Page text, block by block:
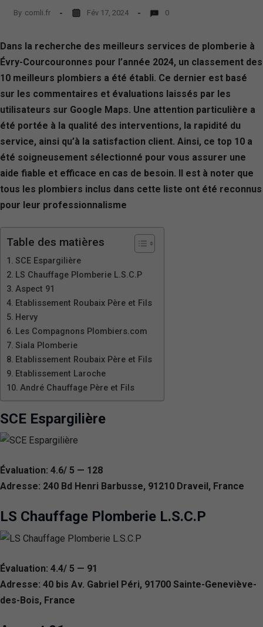
By comli.fr Fév 17, 2024 0
Dans la recherche des meilleurs services de plomberie à
Évry-Courcouronnes pour l’année 2024, un classement des
10 meilleurs plombiers a été établi. Ce dernier est basé
sur les commentaires et évaluations laissés par les
utilisateurs sur Google Maps. Une attention particulière a
été portée à la qualité des interventions, la rapidité du
service, ainsi qu’à la satisfaction client. Ainsi, ce top 10 a
été soigneusement sélectionné pour vous assurer une
aide fiable et efficace en cas de besoin. Il est à noter que
tous les plombiers inclus dans cette liste ont été reconnus
pour leur professionnalisme
Table des matières
SCE Espargilière
LS Chauffage Plomberie L.S.C.P
Aspect 91
Etablissement Roubaix Père et Fils
Hervy
Les Compagnons Plombiers.com
Siala Plomberie
Etablissement Roubaix Père et Fils
Etablissement Laroche
André Chauffage Père et Fils
SCE Espargilière
Évaluation: 4.6/ 5 — 128
Adresse: 240 Bd Henri Barbusse, 91210 Draveil, France
LS Chauffage Plomberie L.S.C.P
Évaluation: 4.4/ 5 — 91
Adresse: 40 bis Av. Gabriel Péri, 91700 Sainte-Geneviève-
des-Bois, France